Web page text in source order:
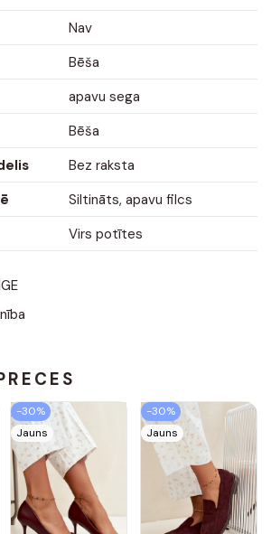
Nav
Bēša
apavu sega
Bēša
Bez raksta
Siltināts, apavu filcs
Virs potītes
-30%
Jauns
-30%
Jauns